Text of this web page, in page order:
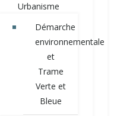
Urbanisme
Démarche
environnementale
et
Trame
Verte et
Bleue